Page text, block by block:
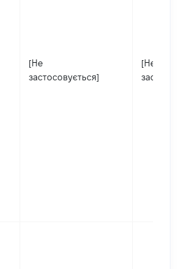
[Не
застосовується]
[Не